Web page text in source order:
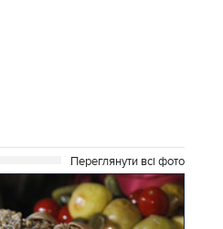
Переглянути всі фото